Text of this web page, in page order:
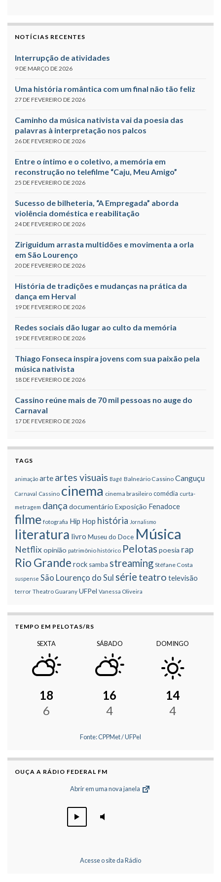
NOTÍCIAS RECENTES
Interrupção de atividades
9 DE MARÇO DE 2026
Uma história romântica com um final não tão feliz
27 DE FEVEREIRO DE 2026
Caminho da música nativista vai da poesia das
palavras à interpretação nos palcos
26 DE FEVEREIRO DE 2026
Entre o íntimo e o coletivo, a memória em
reconstrução no telefilme “Caju, Meu Amigo”
25 DE FEVEREIRO DE 2026
Sucesso de bilheteria, “A Empregada” aborda
violência doméstica e reabilitação
24 DE FEVEREIRO DE 2026
Ziriguidum arrasta multidões e movimenta a orla
em São Lourenço
20 DE FEVEREIRO DE 2026
História de tradições e mudanças na prática da
dança em Herval
19 DE FEVEREIRO DE 2026
Redes sociais dão lugar ao culto da memória
19 DE FEVEREIRO DE 2026
Thiago Fonseca inspira jovens com sua paixão pela
música nativista
18 DE FEVEREIRO DE 2026
Cassino reúne mais de 70 mil pessoas no auge do
Carnaval
17 DE FEVEREIRO DE 2026
TAGS
animação arte artes visuais Bagé Balneário Cassino Canguçu
Carnaval Cassino cinema cinema brasileiro comédia curta-
metragem dança documentário Exposição Fenadoce
filme fotografia Hip Hop história Jornalismo
literatura livro Museu do Doce Música
Netflixopinião patrimônio histórico Pelotas poesia rap
Rio Grande rock samba streaming Stéfane Costa
suspense São Lourenço do Sul série teatro televisão
terror Theatro Guarany UFPel Vanessa Oliveira
TEMPO EM PELOTAS/RS
SEXTA
18
6
SÁBADO
16
4
DOMINGO
14
4
Fonte: CPPMet / UFPel
OUÇA A RÁDIO FEDERAL FM
Abrir em uma nova janela
Acesse o site da Rádio